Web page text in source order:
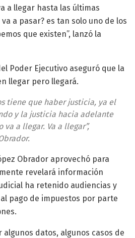
a llegar hasta las últimas
a pasar? es tan solo uno de los
que existen”, lanzó la
Poder Ejecutivo aseguró que la
llegar pero llegará.
tiene que haber justicia, ya el
y la justicia hacia adelante
a llegar. Va a llegar”,
Obrador aprovechó para
revelará información
ha retenido audiencias y
pago de impuestos por parte
algunos datos, algunos casos de